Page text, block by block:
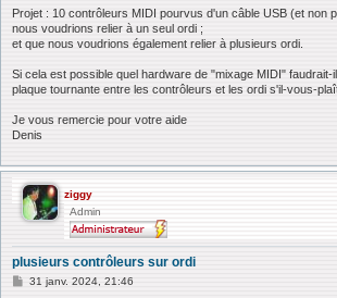
a
g
e
Projet : 10 contrôleurs MIDI pourvus d'un câble USB (et non
nous voudrions relier à un seul ordi ;
et que nous voudrions également relier à plusieurs ordi.
Si cela est possible quel hardware de "mixage MIDI"
plaque tournante entre les contrôleurs et les ordi s'il-vous-
Je vous remercie pour votre aide
Denis
ziggy
Admin
plusieurs contrôleurs sur ordi
M31 janv. 2024, 21:46